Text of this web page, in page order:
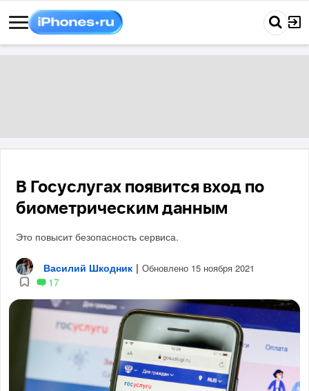
В Госуслугах появится вход по
биометрическим данным
Это повысит безопасность сервиса.
Василий Шкодник | Обновлено 15 ноября 2021
17